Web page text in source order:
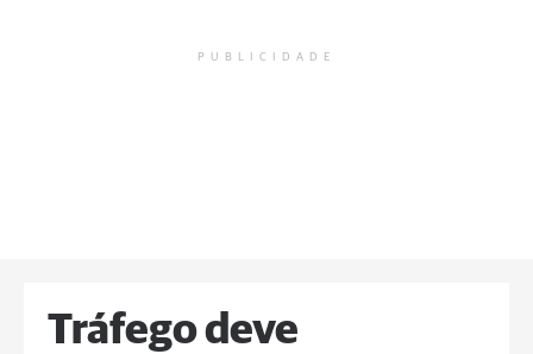
PUBLICIDADE
Tráfego deve